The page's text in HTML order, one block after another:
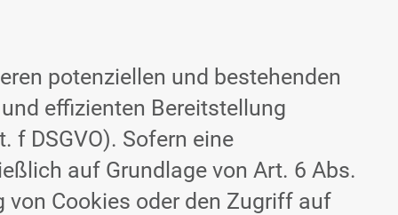
potenziellen und bestehenden
effizienten Bereitstellung
f DSGVO). Sofern eine
auf Grundlage von Art. 6 Abs.
von Cookies oder den Zugriff auf